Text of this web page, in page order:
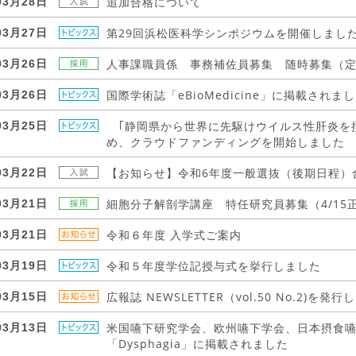
月27日 第29回浜松医科学シンポジウムを開催しまし
月26日 人事課職員係 事務補佐員募集 随時募集（
月26日 国際学術誌「eBioMedicine」に掲載されま
月25日
｢静岡県から世界に先駆けウイルス性肝炎
め、クラウドファンディングを開始しました
月22日 【お知らせ】令和6年度一般選抜（後期日程
月21日 細胞分子解剖学講座 特任研究員募集（4/15
月21日 令和６年度 入学式ご案内
月19日 令和５年度学位記授与式を挙行しました
月15日 広報誌 NEWSLETTER（vol.50 No.2)を発行
月13日
米国嚥下研究学会、欧州嚥下学会、日本摂食
「Dysphagia」に掲載されました